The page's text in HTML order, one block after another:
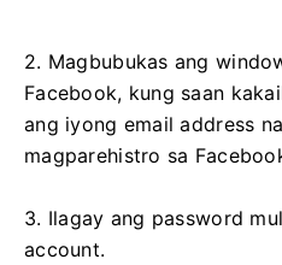
2. Magbubukas ang
Facebook, kung saan
ang iyong email address
magparehistro sa
3. Ilagay ang password
account.